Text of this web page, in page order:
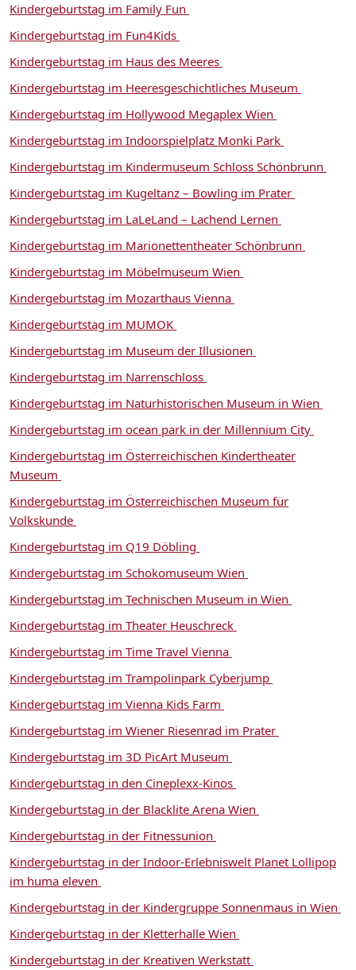
Kindergeburtstag im Family Fun
Kindergeburtstag im Fun4Kids
Kindergeburtstag im Haus des Meeres
Kindergeburtstag im Heeresgeschichtliches Museum
Kindergeburtstag im Hollywood Megaplex Wien
Kindergeburtstag im Indoorspielplatz Monki Park
Kindergeburtstag im Kindermuseum Schloss Schönbrunn
Kindergeburtstag im Kugeltanz – Bowling im Prater
Kindergeburtstag im LaLeLand – Lachend Lernen
Kindergeburtstag im Marionettentheater Schönbrunn
Kindergeburtstag im Möbelmuseum Wien
Kindergeburtstag im Mozarthaus Vienna
Kindergeburtstag im MUMOK
Kindergeburtstag im Museum der Illusionen
Kindergeburtstag im Narrenschloss
Kindergeburtstag im Naturhistorischen Museum in Wien
Kindergeburtstag im ocean park in der Millennium City
Kindergeburtstag im Österreichischen Kindertheater
Museum
Kindergeburtstag im Österreichischen Museum für
Volkskunde
Kindergeburtstag im Q19 Döbling
Kindergeburtstag im Schokomuseum Wien
Kindergeburtstag im Technischen Museum in Wien
Kindergeburtstag im Theater Heuschreck
Kindergeburtstag im Time Travel Vienna
Kindergeburtstag im Trampolinpark Cyberjump
Kindergeburtstag im Vienna Kids Farm
Kindergeburtstag im Wiener Riesenrad im Prater
Kindergeburtstag im 3D PicArt Museum
Kindergeburtstag in den Cineplexx-Kinos
Kindergeburtstag in der Blacklite Arena Wien
Kindergeburtstag in der Fitnessunion
Kindergeburtstag in der Indoor-Erlebniswelt Planet Lollipop
im huma eleven
Kindergeburtstag in der Kindergruppe Sonnenmaus in Wien
Kindergeburtstag in der Kletterhalle Wien
Kindergeburtstag in der Kreativen Werkstatt